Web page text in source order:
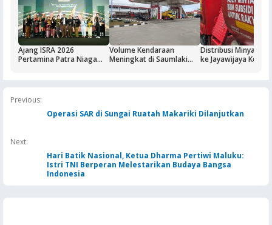
Ajang ISRA 2026
Pertamina Patra Niaga
Volume Kendaraan
Meningkat di Saumlaki
Distribusi Minyak
ke Jayawijaya
Previous:
Operasi SAR di Sungai Ruatah Makariki Dilanjutkan
Next:
Hari Batik Nasional, Ketua Dharma Pertiwi Maluku:
Istri TNI Berperan Melestarikan Budaya Bangsa
Indonesia